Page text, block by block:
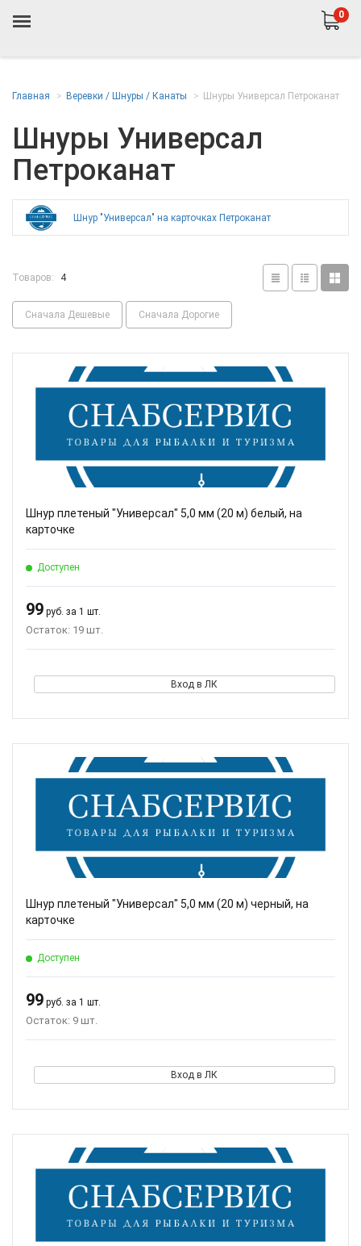
0
Главная Веревки / Шнуры / Канаты Шнуры Универсал Петроканат
Шнуры Универсал
Петроканат
Шнур "Универсал" на карточках Петроканат
Товаров: 4
Сначала Дешевые Сначала Дорогие
Шнур плетеный "Универсал" 5,0 мм (20 м) белый, на
карточке
Доступен
99 руб. за 1 шт.
Остаток: 19 шт.
Вход в ЛК
Шнур плетеный "Универсал" 5,0 мм (20 м) черный, на
карточке
Доступен
99 руб. за 1 шт.
Остаток: 9 шт.
Вход в ЛК